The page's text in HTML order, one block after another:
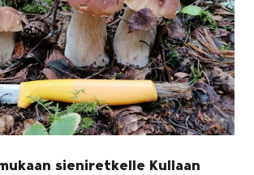
sieniretkelle Kullaan